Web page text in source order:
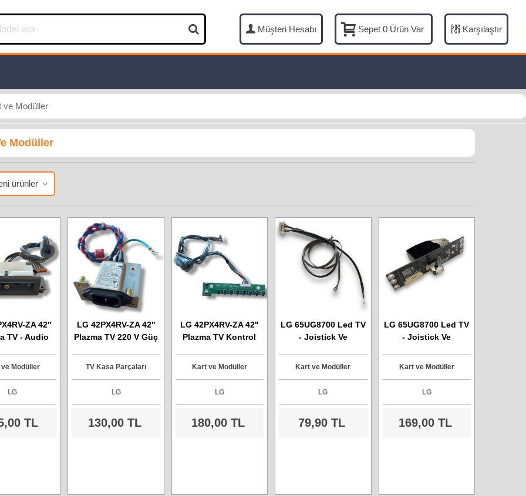
Müşteri Hesabı Sepet 0 Ürün Var Karşılaştır
ve Modüller
Modüller
ürünler
ZA 42"
TV - Audio
ve Modüller
LG
TL
LG 42PX4RV-ZA 42"
Plazma TV 220 V Güç
TV Kasa Parçaları
LG
130,00 TL
LG 42PX4RV-ZA 42"
Plazma TV Kontrol
6870VS2219A
Kart ve Modüller
LG
180,00 TL
LG 65UG8700 Led TV
- Joistick Ve
Kablosu
Kart ve Modüller
LG
79,90 TL
LG 65UG8700 Led TV
- Joistick Ve
Model UG8700 Ver1.1
Kart ve Modüller
LG
169,00 TL